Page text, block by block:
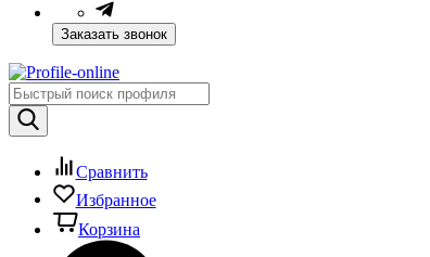
Заказать звонок
Сравнить
Избранное
Корзина